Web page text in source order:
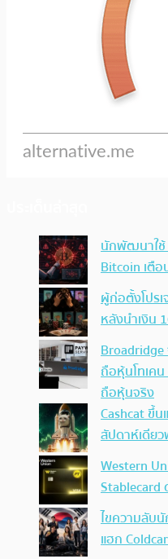
นักพัฒนาใช้
Bitcoin เตื
ผู้ก่อตั้งโปร
หลังนำเงิน
ถือหุ้นโทเค
ถือหุ้นจริง
Cashcat ขึ้
สัปดาห์เดีย
Western
Stablecard
ไขความลับ
แฮก